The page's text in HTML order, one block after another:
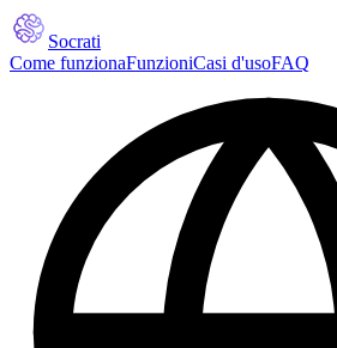
Socrati
Come funzionaFunzioniCasi d'usoFAQ